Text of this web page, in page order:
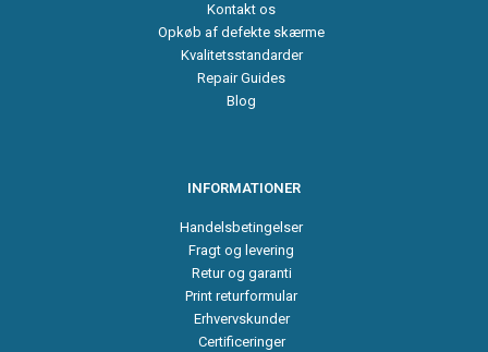
Kontakt os
Opkøb af defekte skærme
Kvalitetsstandarder
Repair Guides
Blog
INFORMATIONER
Handelsbetingelser
Fragt og levering
Retur og garanti
Print returformular
Erhvervskunder
Certificeringer